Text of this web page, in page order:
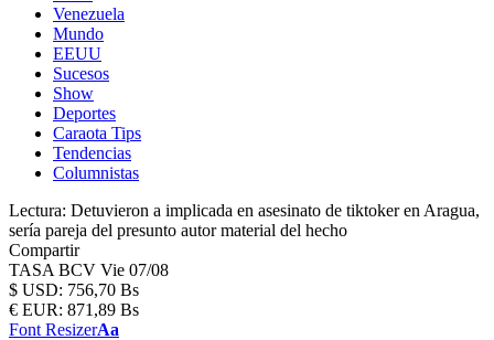
Venezuela
Mundo
EEUU
Sucesos
Show
Deportes
Caraota Tips
Tendencias
Columnistas
Lectura: Detuvieron a implicada en asesinato de tiktoker en Aragua,
sería pareja del presunto autor material del hecho
Compartir
TASA BCV Vie 07/08
$ USD: 756,70 Bs
€ EUR: 871,89 Bs
Font ResizerAa